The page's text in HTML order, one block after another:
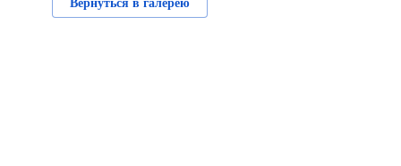
Вернуться в галерею